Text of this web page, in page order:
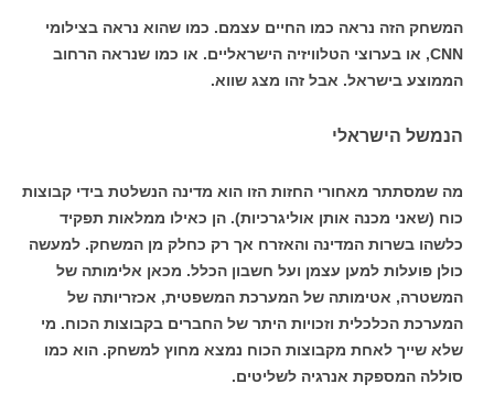
המשחק הזה נראה כמו החיים עצמם. כמו שהוא נראה בצילומי
CNN, או בערוצי הטלוויזיה הישראליים. או כמו שנראה הרחוב
הממוצע בישראל. אבל זהו מצג שווא.
הנמשל הישראלי
מה שמסתתר מאחורי החזות הזו הוא מדינה הנשלטת בידי קבוצות
כוח (שאני מכנה אותן אוליגרכיות). הן כאילו ממלאות תפקיד
כלשהו בשרות המדינה והאזרח אך רק כחלק מן המשחק. למעשה
כולן פועלות למען עצמן ועל חשבון הכלל. מכאן אלימותה של
המשטרה, אטימותה של המערכת המשפטית, אכזריותה של
המערכת הכלכלית וזכויות היתר של החברים בקבוצות הכוח. מי
שלא שייך לאחת מקבוצות הכוח נמצא מחוץ למשחק. הוא כמו
סוללה המספקת אנרגיה לשליטים.